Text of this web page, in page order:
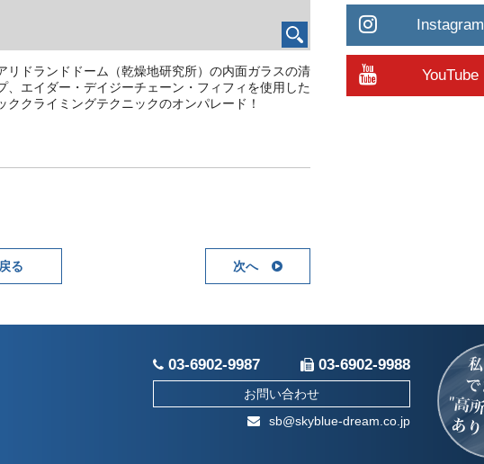
リドランドドーム（乾燥地研究所）の内面ガラスの清
、エイダー・デイジーチェーン・フィフィを使用した
ククライミングテクニックのオンパレード！
る 次へ
Instagram
YouTube
03-6902-9987 03-6902-9988
お問い合わせ
sb@skyblue-dream.co.jp